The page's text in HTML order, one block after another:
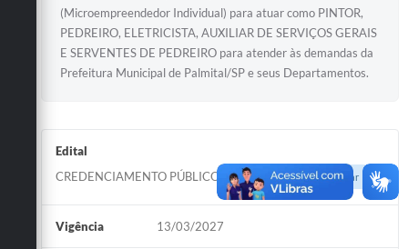
(Microempreendedor Individual) para atuar como PINTOR,
PEDREIRO, ELETRICISTA, AUXILIAR DE SERVIÇOS GERAIS
E SERVENTES DE PEDREIRO para atender às demandas da
Prefeitura Municipal de Palmital/SP e seus Departamentos.
Edital
CREDENCIAMENTO PÚBLICO N° 003/2024
Acessar
Vigência 13/03/2027